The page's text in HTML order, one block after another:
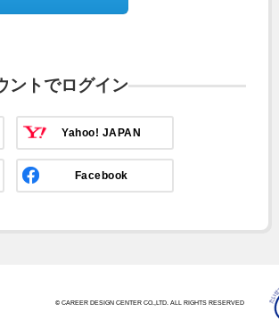
ントでログイン
Yahoo! JAPAN
Facebook
© CAREER DESIGN CENTER CO.,LTD. ALL RIGHTS RESERVED